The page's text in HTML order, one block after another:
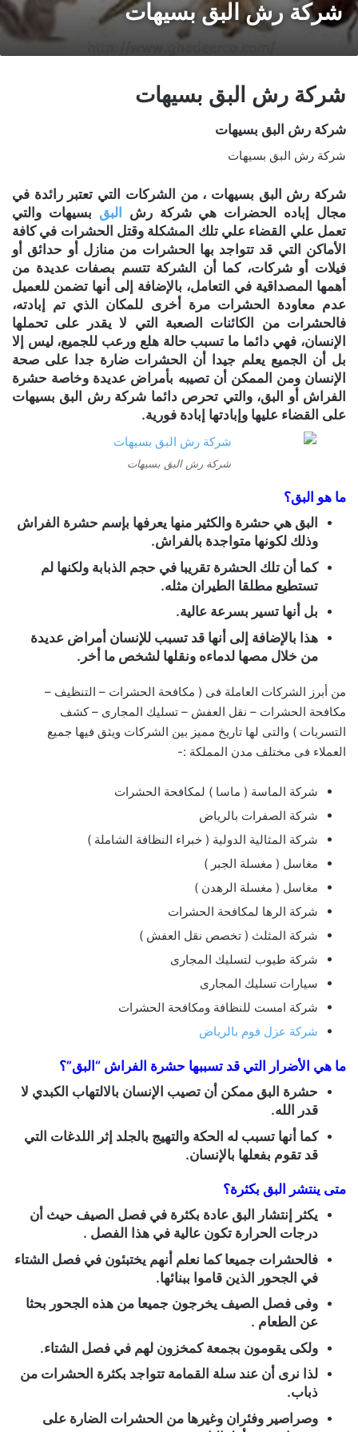
شركة رش البق بسيهات
شركة رش البق بسيهات
شركة رش البق بسيهات
شركة رش البق بسيهات
شركة رش البق بسيهات ، من الشركات التي تعتبر رائدة في
مجال إباده الحضرات هيشركة رش البق بسيهات والتي
تعمل علي القضاء علي تلك المشكلة وقتل الحشرات في كافة
الأماكن التي قد تتواجد بها الحشرات من منازل أو حدائق أو
فيلات أو شركات، كما أن الشركة تتسم بصفات عديدة من
أهمها المصداقية في التعامل، بالإضافة إلى أنها تضمن للعميل
عدم معاودة الحشرات مرة أخرى للمكان الذي تم إبادته،
فالحشرات من الكائنات الصعبة التي لا يقدر على تحملها
الإنسان، فهي دائما ما تسبب حالة هلع ورعب للجميع، ليس إلا
بل أن الجميع يعلم جيدا أن الحشرات ضارة جدا على صحة
الإنسان ومن الممكن أن تصيبه بأمراض عديدة وخاصة حشرة
الفراش أو البق، والتي تحرص دائما شركة رش البق بسيهات
على القضاء عليها وإبادتها إبادة فورية.
شركة رش البق بسيهات
ما هو البق؟
البق هي حشرة والكثير منها يعرفها بإسم حشرة الفراش
وذلك لكونها متواجدة بالفراش.
كما أن تلك الحشرة تقريبا في حجم الذبابة ولكنها لم
تستطيع مطلقا الطيران مثله.
بل أنها تسير بسرعة عالية.
هذا بالإضافة إلى أنها قد تسبب للإنسان أمراض عديدة
من خلال مصها لدماءه ونقلها لشخص ما أخر.
من أبرز الشركات العاملة فى ( مكافحة الحشرات – التنظيف –
مكافحة الحشرات – نقل العفش – تسليك المجارى – كشف
التسربات ) والتى لها تاريخ مميز بين الشركات ويثق فيها جميع
العملاء فى مختلف مدن المملكة :-
شركة الماسة ( ماسا ) لمكافحة الحشرات
شركة الصفرات بالرياض
شركة المثالية الدولية ( خبراء النظافة الشاملة )
مغاسل ( مغسلة الجبر )
مغاسل ( مغسلة الرهدن )
شركة الرها لمكافحة الحشرات
شركة المثلث ( تخصص نقل العفش )
شركة طيوب لتسليك المجارى
سيارات تسليك المجارى
شركة امست للنظافة ومكافحة الحشرات
شركة عزل فوم بالرياض
ما هي الأضرار التي قد تسببها حشرة الفراش “البق”؟
حشرة البق ممكن أن تصيب الإنسان بالالتهاب الكبدي لا
قدر الله.
كما أنها تسبب له الحكة والتهيج بالجلد إثر اللدغات التي
قد تقوم بفعلها بالإنسان.
متى ينتشر البق بكثرة؟
يكثر إنتشار البق عادة بكثرة في فصل الصيف حيث أن
درجات الحرارة تكون عالية في هذا الفصل .
فالحشرات جميعا كما نعلم أنهم يختبئون في فصل الشتاء
في الجحور الذين قاموا ببنائها.
وفى فصل الصيف يخرجون جميعا من هذه الجحور بحثا
عن الطعام .
ولكى يقومون بجمعة كمخزون لهم في فصل الشتاء.
لذا نرى أن عند سلة القمامة تتواجد بكثرة الحشرات من
ذباب.
وصراصير وفئران وغيرها من الحشرات الضارة على